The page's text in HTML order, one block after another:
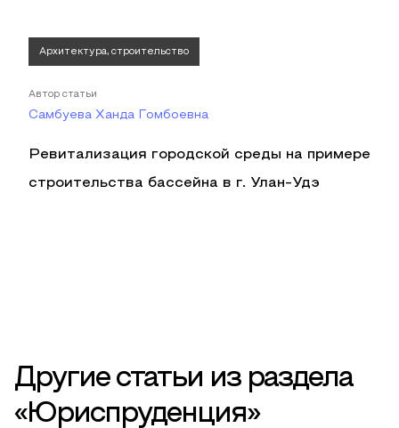
Архитектура, строительство
Автор статьи
Самбуева Ханда Гомбоевна
Ревитализация городской среды на примере
строительства бассейна в г. Улан-Удэ
Другие статьи из раздела
«Юриспруденция»